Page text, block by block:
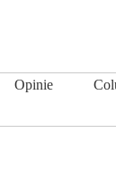
Opinie